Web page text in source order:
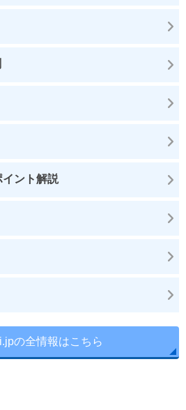
ント解説
の全情報はこちら